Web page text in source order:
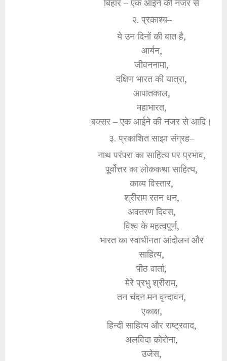
बिहार – एक आईने की नजर से
२. प्रकाश्य–
ये उन दिनों की बात है,
आर्यन,
जीवननामा,
दक्षिण भारत की यात्रा,
आपातकाल,
महाभारत,
बक्सर – एक आईने की नजर से आदि।
३. प्रकाशित साझा संग्रह–
नाथ परंपरा का साहित्य पर प्रभाव,
पूर्वोत्तर का लोककथा साहित्य,
काव्य विस्तार,
श्रीराम रतन धन,
अवतरण दिवस,
विश्व के महत्वपूर्ण,
भारत का स्वाधीनता आंदोलन और
साहित्य,
पीठ वार्ता,
मेरे प्रभु श्रीराम,
तन चंदन मन वृन्दावन,
एकाक्ष,
हिन्दी साहित्य और राष्ट्रवाद,
अलविदा कोरोना,
उजेस,